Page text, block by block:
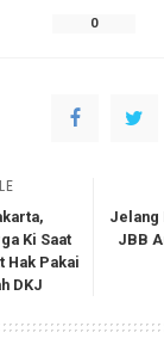
0
Ki Saat
Hak Pakai
DKJ
Jelang
JBB